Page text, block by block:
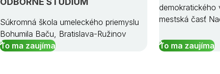
Súkromná škola umeleckého priemyslu
Bohumila Baču, Bratislava-Ružinov
To ma zaujíma
demokratického
mestská časť
To ma zaujíma